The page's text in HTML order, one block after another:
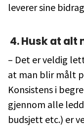
leverer sine
4. Husk at alt
– Det er veldig
at man blir målt
Konsistens i
gjennom alle
budsjett etc.) er